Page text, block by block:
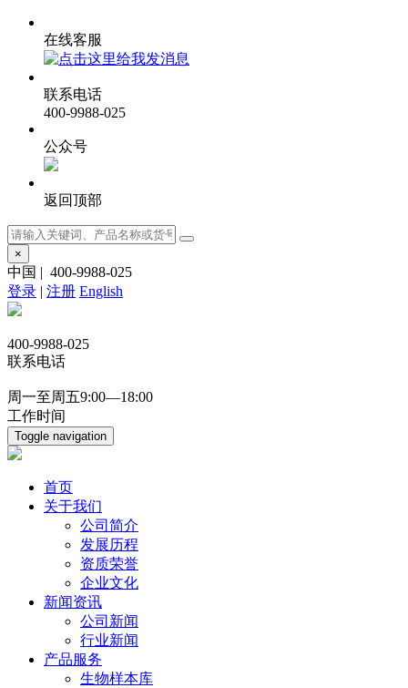
在线客服
联系电话
400-9988-025
公众号
返回顶部
×
中国 | 400-9988-025
登录 | 注册 English
400-9988-025
联系电话
周一至周五9:00—18:00
工作时间
Toggle navigation
首页
关于我们
公司简介
发展历程
资质荣誉
企业文化
新闻资讯
公司新闻
行业新闻
产品服务
生物样本库